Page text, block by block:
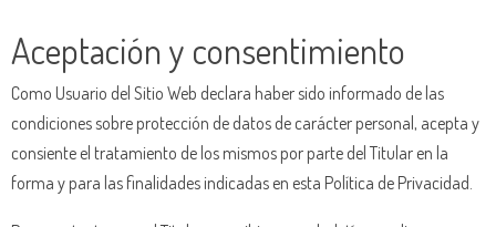
Aceptación y consentimiento
Como Usuario del Sitio Web declara haber sido informado de las
condiciones sobre protección de datos de carácter personal, acepta y
consiente el tratamiento de los mismos por parte del Titular en la
forma y para las finalidades indicadas en esta Política de Privacidad.